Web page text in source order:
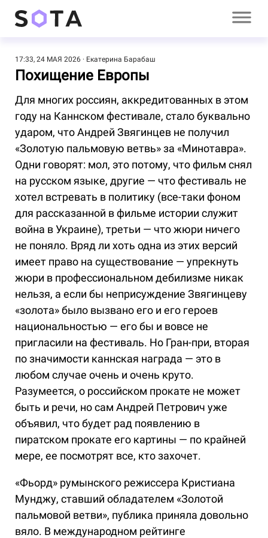
17:33, 24 МАЯ 2026 Екатерина Барабаш
Похищение Европы
Для многих россиян, аккредитованных в этом
году на Каннском фестивале, стало буквально
ударом, что Андрей Звягинцев не получил
«Золотую пальмовую ветвь» за «Минотавра».
Одни говорят: мол, это потому, что фильм снял
на русском языке, другие — что фестиваль не
хотел встревать в политику (все-таки фоном
для рассказанной в фильме истории служит
война в Украине), третьи — что жюри ничего
не поняло. Вряд ли хоть одна из этих версий
имеет право на существование — упрекнуть
жюри в профессиональном дебилизме никак
нельзя, а если бы неприсуждение Звягинцеву
«золота» было вызвано его и его героев
национальностью — его бы и вовсе не
пригласили на фестиваль. Но Гран-при, вторая
по значимости каннская награда — это в
любом случае очень и очень круто.
Разумеется, о российском прокате не может
быть и речи, но сам Андрей Петрович уже
объявил, что будет рад появлению в
пиратском прокате его картины — по крайней
мере, ее посмотрят все, кто захочет.
«Фьорд» румынского режиссера Кристиана
Мунджу, ставший обладателем «Золотой
пальмовой ветви», публика приняла довольно
вяло. В международном рейтинге